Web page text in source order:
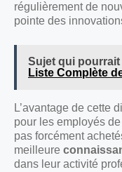
régulièrement de
pointe des
Sujet qui
Liste Complète
L’avantage de cette
pour les employés
pas forcément
meilleure
dans leur activité